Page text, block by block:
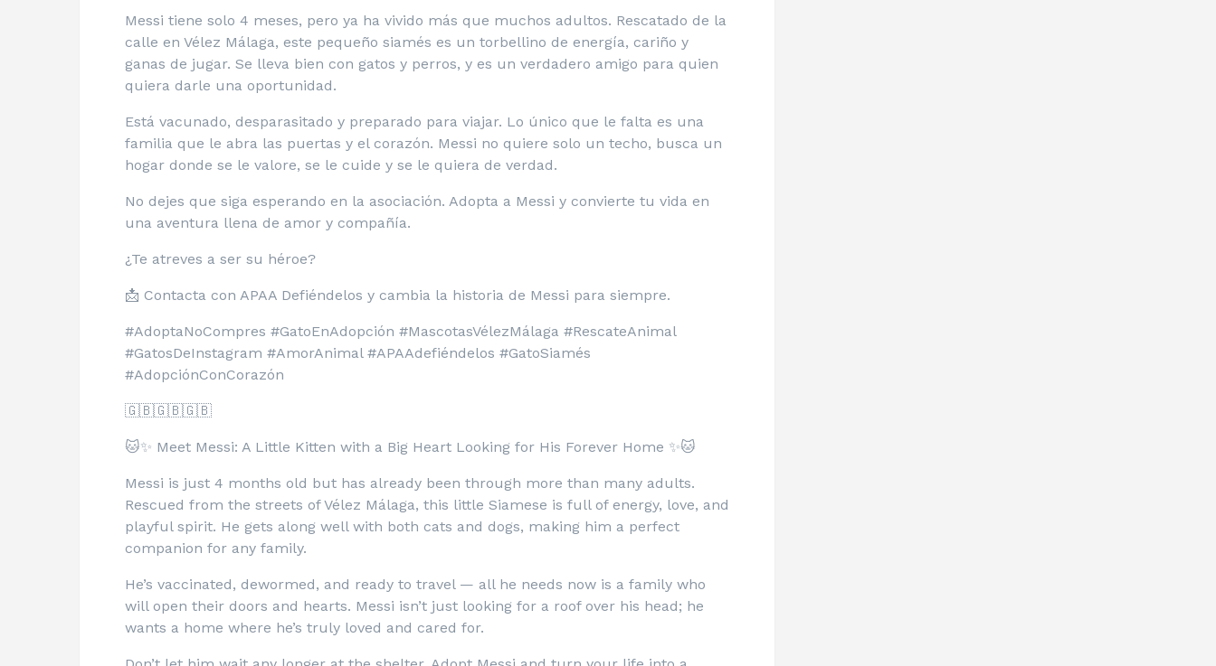
Messi tiene solo 4 meses, pero ya ha vivido más que muchos adultos. Rescatado de la
calle en Vélez Málaga, este pequeño siamés es un torbellino de energía, cariño y
ganas de jugar. Se lleva bien con gatos y perros, y es un verdadero amigo para quien
quiera darle una oportunidad.
Está vacunado, desparasitado y preparado para viajar. Lo único que le falta es una
familia que le abra las puertas y el corazón. Messi no quiere solo un techo, busca un
hogar donde se le valore, se le cuide y se le quiera de verdad.
No dejes que siga esperando en la asociación. Adopta a Messi y convierte tu vida en
una aventura llena de amor y compañía.
¿Te atreves a ser su héroe?
📩 Contacta con APAA Defiéndelos y cambia la historia de Messi para siempre.
#AdoptaNoCompres #GatoEnAdopción #MascotasVélezMálaga #RescateAnimal
#GatosDeInstagram #AmorAnimal #APAAdefiéndelos #GatoSiamés
#AdopciónConCorazón
🇬🇧🇬🇧🇬🇧
🐱✨ Meet Messi: A Little Kitten with a Big Heart Looking for His Forever Home ✨🐱
Messi is just 4 months old but has already been through more than many adults.
Rescued from the streets of Vélez Málaga, this little Siamese is full of energy, love, and
playful spirit. He gets along well with both cats and dogs, making him a perfect
companion for any family.
He’s vaccinated, dewormed, and ready to travel — all he needs now is a family who
will open their doors and hearts. Messi isn’t just looking for a roof over his head; he
wants a home where he’s truly loved and cared for.